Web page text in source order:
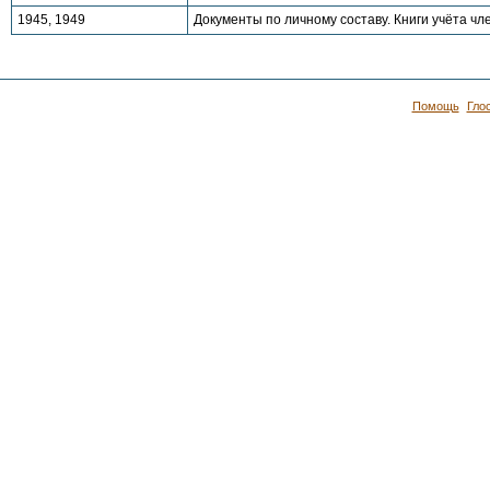
1945, 1949
Документы по личному составу. Книги учёта
Помощь